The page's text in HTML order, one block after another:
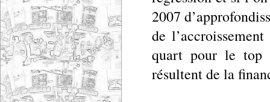
2007
de
quart pour le top
résultent de la